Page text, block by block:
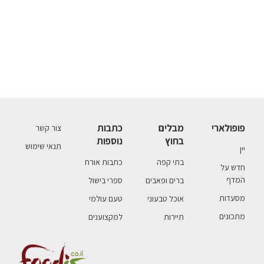
פופולארי
יין
חדש על
המדף
מסעדות
מתכונים
מבלים
בחוץ
בתי קפה
ברים ופאבים
אוכל טבעוני
תיירות
כתבות
נוספות
כתבות אורח
ספרי בישול
טעם עולמי
למקצוענים
צור קשר
תנאי שימוש